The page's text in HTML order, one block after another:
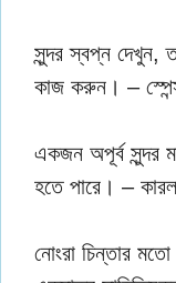
সুন্দর স্বপ্ন দেখুন,
কাজ করুন। –
একজন অপূর্ব সুন্দর
হতে পারে। –
নােংরা চিন্তার